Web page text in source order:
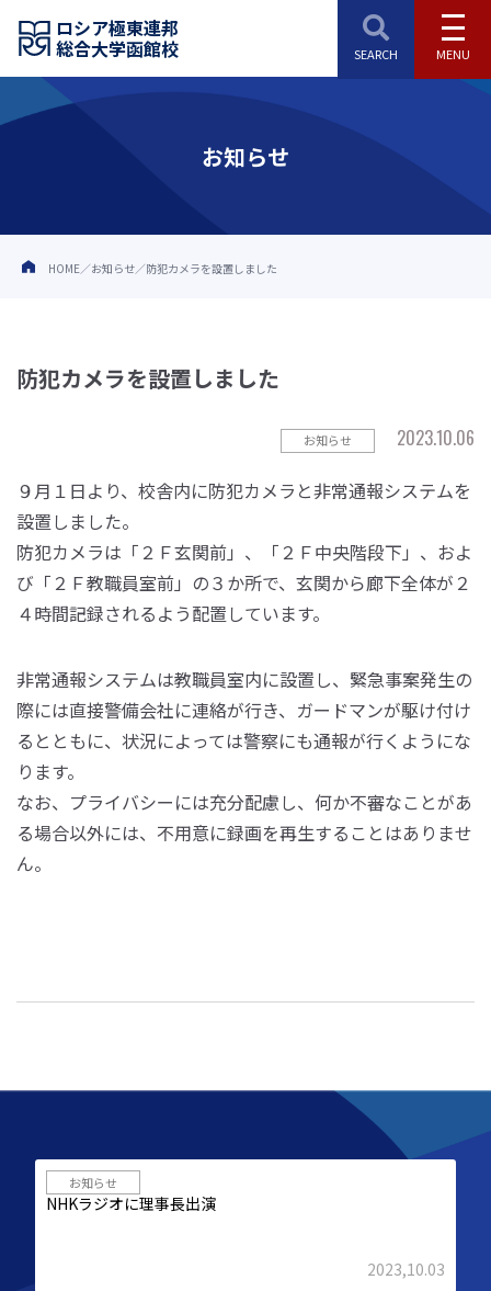
ロシア極東連邦
総合大学函館校
お知らせ
HOME お知らせ 防犯カメラを設置しました
防犯カメラを設置しました
お知らせ
2023.10.06
９月１日より、校舎内に防犯カメラと非常通報システムを
設置しました。
防犯カメラは「２Ｆ玄関前」、「２Ｆ中央階段下」、およ
び「２Ｆ教職員室前」の３か所で、玄関から廊下全体が２
４時間記録されるよう配置しています。
非常通報システムは教職員室内に設置し、緊急事案発生の
際には直接警備会社に連絡が行き、ガードマンが駆け付け
るとともに、状況によっては警察にも通報が行くようにな
ります。
なお、プライバシーには充分配慮し、何か不審なことがあ
る場合以外には、不用意に録画を再生することはありませ
ん。
お知らせ
NHKラジオに理事長出演
2023,10.03